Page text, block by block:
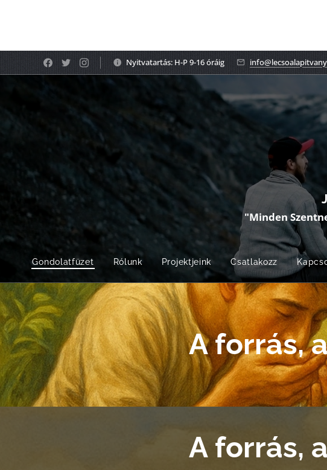
Nyitvatartás: H-P 9-16 óráig
"Minden
Gondolatfüzet Rólunk Projektjeink Csatlakozz
A forrás,
A forrás,